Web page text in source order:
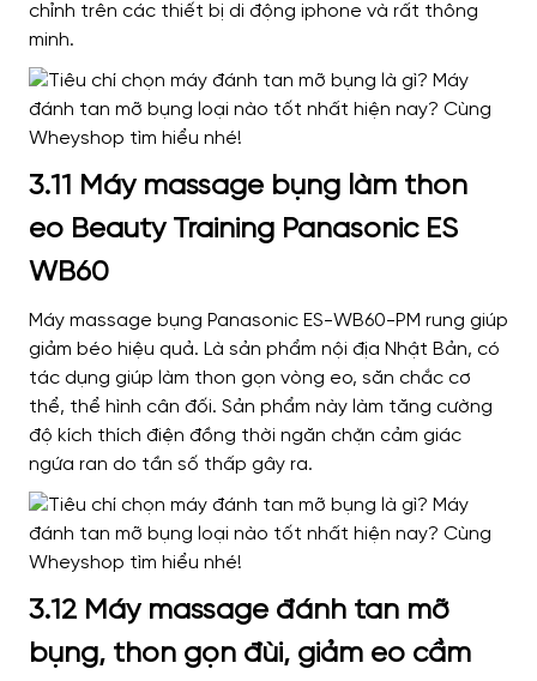
chỉnh trên các thiết bị di động iphone và rất thông
minh.
3.11 Máy massage bụng làm thon
eo Beauty Training Panasonic ES
WB60
Máy massage bụng Panasonic ES-WB60-PM rung giúp
giảm béo hiệu quả. Là sản phẩm nội địa Nhật Bản, có
tác dụng giúp làm thon gọn vòng eo, săn chắc cơ
thể, thể hình cân đối. Sản phẩm này làm tăng cường
độ kích thích điện đồng thời ngăn chặn cảm giác
ngứa ran do tần số thấp gây ra.
3.12 Máy massage đánh tan mỡ
bụng, thon gọn đùi, giảm eo cầm